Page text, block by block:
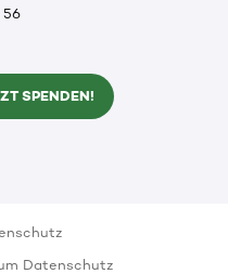
56
SPENDEN!
Datenschutz